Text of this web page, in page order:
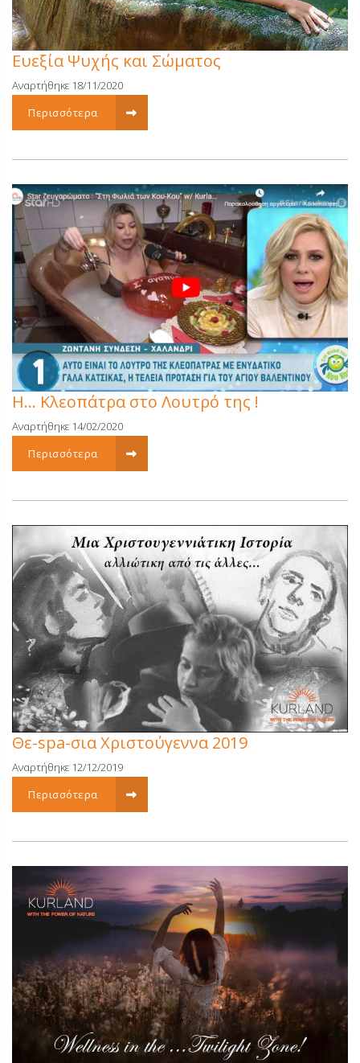
Ευεξία Ψυχής και Σώματος
Αναρτήθηκε 18/11/2020
Περισσότερα
Η… Κλεοπάτρα στο Λουτρό της !
Αναρτήθηκε 14/02/2020
Περισσότερα
Θε-spa-σια Χριστούγεννα 2019
Αναρτήθηκε 12/12/2019
Περισσότερα